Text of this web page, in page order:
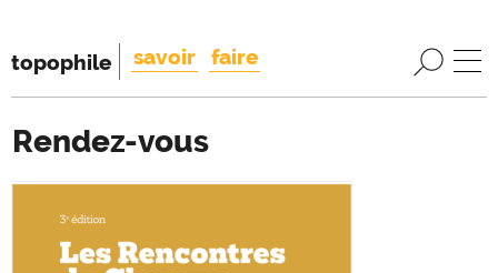
topophile savoir faire
Rendez-vous